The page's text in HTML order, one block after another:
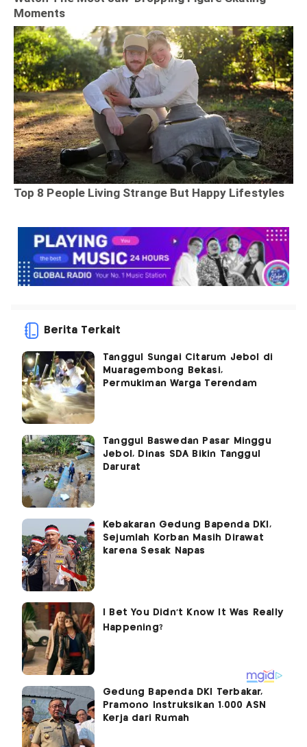
Berita Terkait
Tanggul Sungai Citarum Jebol di
Muaragembong Bekasi,
Permukiman Warga Terendam
Tanggul Baswedan Pasar Minggu
Jebol, Dinas SDA Bikin Tanggul
Darurat
Kebakaran Gedung Bapenda DKI,
Sejumlah Korban Masih Dirawat
karena Sesak Napas
Gedung Bapenda DKI Terbakar,
Pramono Instruksikan 1.000 ASN
Kerja dari Rumah